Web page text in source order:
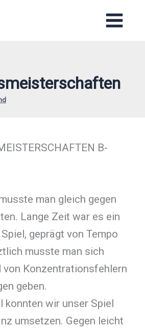
B-
man gleich gegen
Lange Zeit war es ein
geprägt von Tempo
musste man sich
von Konzentrationsfehlern
geben.
konnten wir unser Spiel
umsetzen. Gegen leicht